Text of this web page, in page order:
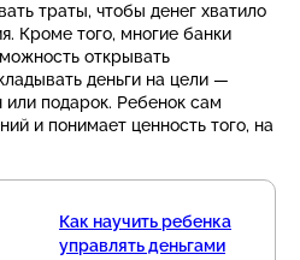
траты, чтобы денег хватило
Кроме того, многие банки
открывать
деньги на цели —
подарок. Ребенок сам
и понимает ценность того, на
Как научить ребенка
управлять деньгами